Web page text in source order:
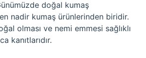
doğal kumaş
nadir kumaş ürünlerinden biridir.
olması ve nemi emmesi sağlıklı
kanıtlarıdır.